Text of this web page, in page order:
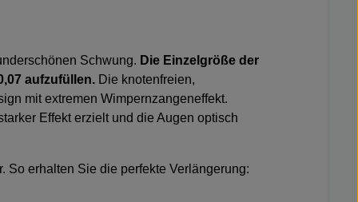
Schwung. Die Einzelgröße der
aufzufüllen. Die knotenfreien,
mit extremen Wimpernzangeneffekt.
Effekt erzielt und die Augen optisch
So erhalten Sie die perfekte Verlängerung: